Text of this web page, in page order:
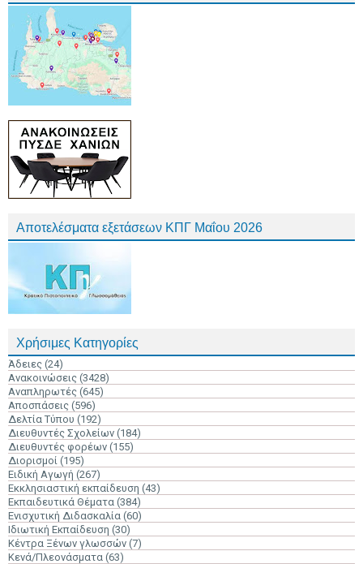
Αποτελέσματα εξετάσεων ΚΠΓ Μαΐου 2026
Χρήσιμες Κατηγορίες
Άδειες (24)
Ανακοινώσεις (3428)
Αναπληρωτές (645)
Αποσπάσεις (596)
Δελτία Τύπου (192)
Διευθυντές Σχολείων (184)
Διευθυντές φορέων (155)
Διορισμοί (195)
Ειδική Αγωγή (267)
Εκκλησιαστική εκπαίδευση (43)
Εκπαιδευτικά Θέματα (384)
Ενισχυτική Διδασκαλία (60)
Ιδιωτική Εκπαίδευση (30)
Κέντρα Ξένων γλωσσών (7)
Κενά/Πλεονάσματα (63)